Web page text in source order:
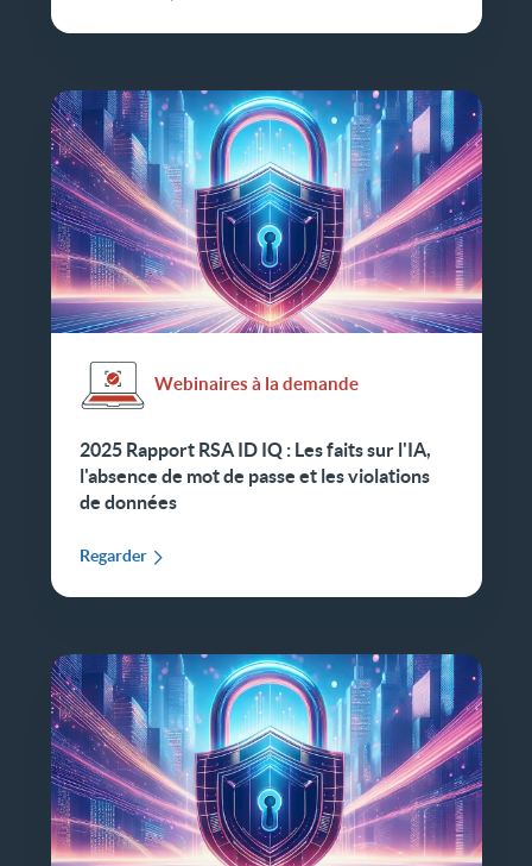
Webinaires à la demande
2025 Rapport RSA ID IQ : Les faits sur l'IA,
l'absence de mot de passe et les violations
de données
Regarder